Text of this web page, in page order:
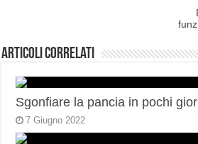
Articoli correlati
Sgonfiare la pancia in pochi
7 Giugno 2022